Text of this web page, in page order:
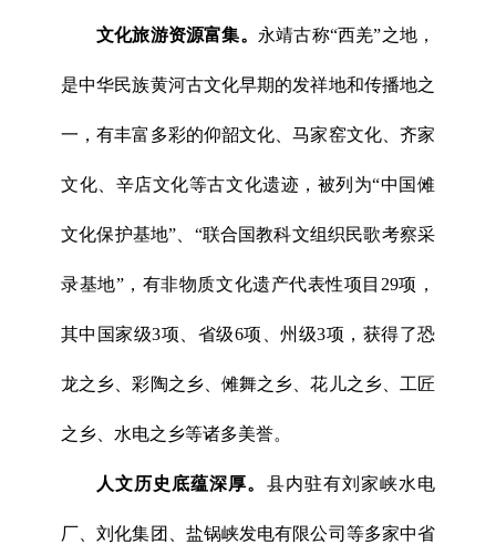
文化旅游资源富集。 永靖古称“西羌”之地，
是中华民族黄河古文化早期的发祥地和传播地之
一，有丰富多彩的仰韶文化、马家窑文化、齐家
文化 、辛店文化等古文化遗迹，被列为“中国傩
文化保护基地”、“联合国教科文组织民歌考察采
录基地”，有非物质文化遗产代表性项目29项，
其中国家级3项、省级6项、州级3项，获得了恐
龙之乡、彩陶之乡、傩舞之乡、花儿之乡、工匠
之乡、水电之乡等诸多美誉。
人文历史底蕴深厚。 县内驻有刘家峡水电
厂、刘化集团、盐锅峡发电有限公司等多家中省